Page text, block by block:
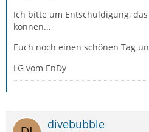
Ich bitte um Entschuldigung,
können...
Euch noch einen schönen Tag
LG vom EnDy
divebubble